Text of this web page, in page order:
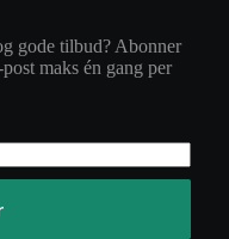
gode tilbud? Abonner
maks én gang per